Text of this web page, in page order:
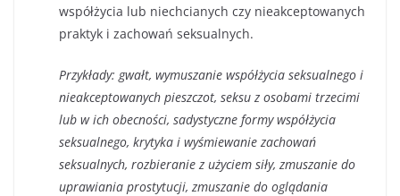
współżycia lub niechcianych czy nieakceptowanych
praktyk i zachowań seksualnych.
Przykłady: gwałt, wymuszanie współżycia seksualnego i
nieakceptowanych pieszczot, seksu z osobami trzecimi
lub w ich obecności, sadystyczne formy współżycia
seksualnego, krytyka i wyśmiewanie zachowań
seksualnych, rozbieranie z użyciem siły, zmuszanie do
uprawiania prostytucji, zmuszanie do oglądania